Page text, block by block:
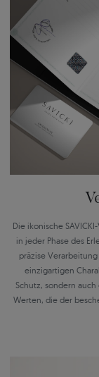
Die ikonische
in jeder Phase des
präzise
einzigartigen
Schutz, sondern
Werten, die der